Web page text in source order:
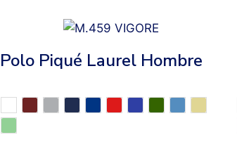
Polo Piqué Laurel Hombre